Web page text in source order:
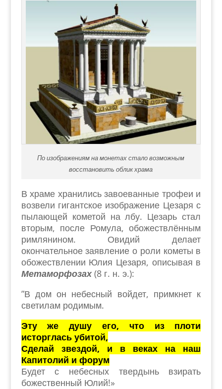
По изображениям на монетах стало возможным
восстановить облик храма
В храме хранились завоеванные трофеи и
возвели гигантское изображение Цезаря с
пылающей кометой на лбу. Цезарь стал
вторым, после Ромула, обожествлённым
римлянином. Овидий делает
окончательное заявление о роли кометы в
обожествлении Юлия Цезаря, описывая в
Метаморфозах(8 г. н. э.):
”В дом он небесный войдет, примкнет к
светилам родимым.
Эту же душу его, что из плоти
исторглась убитой,
Сделай звездой, и в веках на наш
Капитолий и форум
Будет с небесных твердынь взирать
божественный Юлий!»